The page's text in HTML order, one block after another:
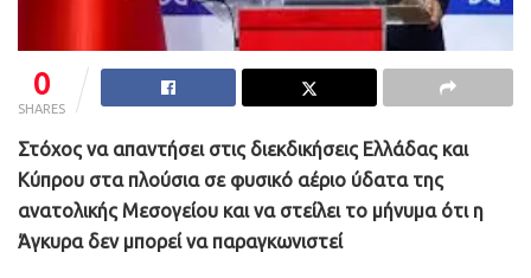
0
SHARES
Στόχος να απαντήσει στις διεκδικήσεις Ελλάδας και
Κύπρου στα πλούσια σε φυσικό αέριο ύδατα της
ανατολικής Μεσογείου και να στείλει το μήνυμα ότι η
Άγκυρα δεν μπορεί να παραγκωνιστεί